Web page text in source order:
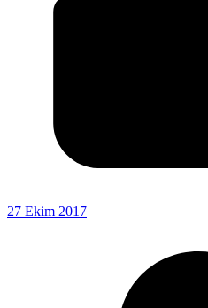
27 Ekim 2017